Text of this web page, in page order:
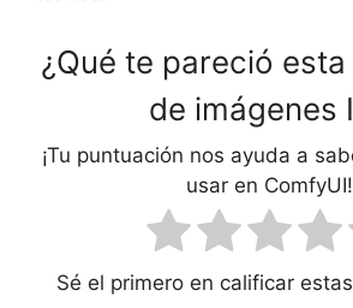
¿Qué te pareció
de imágenes
¡Tu puntuación nos ayuda a
usar en ComfyUI!
Sé el primero en calificar